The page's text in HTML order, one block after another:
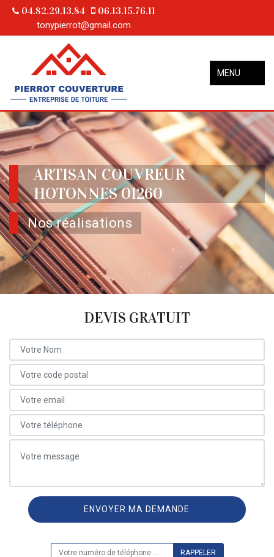
04.82.29.13.84 06.13.15.76.11
tonypierrot@gmail.com
MENU
ARTISAN COUVREUR
HOTONNES 01260
Nos réalisations
DEVIS GRATUIT